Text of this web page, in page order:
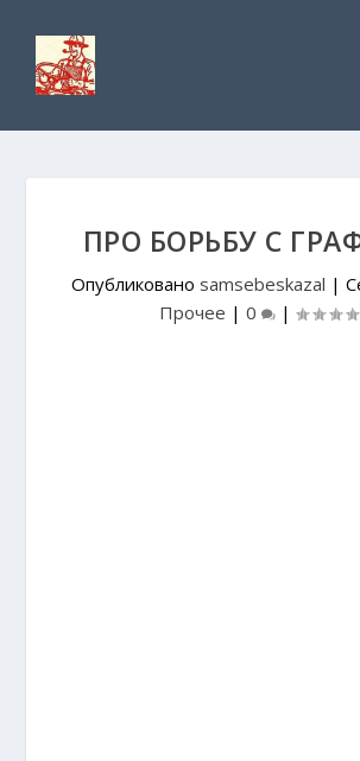
ПРО БОРЬБУ С
Опубликовано samsebeskazal |
Прочее | 0 |